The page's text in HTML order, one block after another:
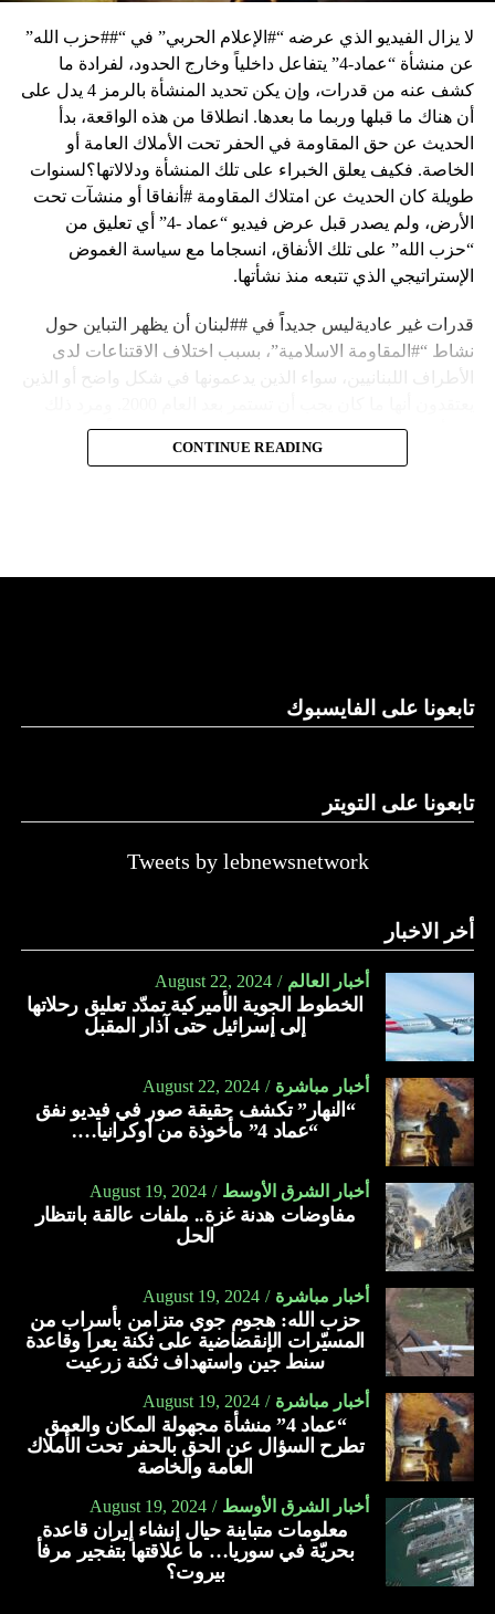
لا يزال الفيديو الذي عرضه “#الإعلام الحربي” في “##حزب الله”
عن منشأة “عماد-4” يتفاعل داخلياً وخارج الحدود، لفرادة ما
كشف عنه من قدرات، وإن يكن تحديد المنشأة بالرمز 4 يدل على
أن هناك ما قبلها وربما ما بعدها. انطلاقا من هذه الواقعة، بدأ
الحديث عن حق المقاومة في الحفر تحت الأملاك العامة أو
الخاصة. فكيف يعلق الخبراء على تلك المنشأة ودلالاتها؟لسنوات
طويلة كان الحديث عن امتلاك المقاومة #أنفاقا أو منشآت تحت
الأرض، ولم يصدر قبل عرض فيديو “عماد -4” أي تعليق من
“حزب الله” على تلك الأنفاق، انسجاما مع سياسة الغموض
الإستراتيجي الذي تتبعه منذ نشأتها.
قدرات غير عاديةليس جديداً في ##لبنان أن يظهر التباين حول
نشاط “#المقاومة الاسلامية”، بسبب اختلاف الاقتناعات لدى
الأطراف اللبنانيين، سواء الذين يدعمونها في شكل واضح أو الذين
إلى أن المقاومة ضد الاحتلال الإسرائيلي لم تكن يوماً محط
إجماع داخلي، وإن كانت القوى اللبنانية المؤمنة بالصراع ضد
النهار
CONTINUE READING
تابعونا على الفايسبوك
تابعونا على التويتر
Tweets by lebnewsnetwork
أخر الاخبار
أخبار العالم August 22, 2024
الخطوط الجوية الأميركية تمدّد تعليق رحلاتها
إلى إسرائيل حتى آذار المقبل
أخبار مباشرة August 22, 2024
“النهار” تكشف حقيقة صور في فيديو نفق
“عماد 4” مأخوذة من أوكرانيا….
أخبار الشرق الأوسط August 19, 2024
مفاوضات هدنة غزة.. ملفات عالقة بانتظار
الحل
أخبار مباشرة August 19, 2024
حزب الله: هجوم جوي متزامن بأسراب من
المسيّرات الإنقضاضية على ثكنة يعرا وقاعدة
سنط جين واستهداف ثكنة زرعيت
أخبار مباشرة August 19, 2024
“عماد 4” منشأة مجهولة المكان والعمق
تطرح السؤال عن الحق بالحفر تحت الأملاك
العامة والخاصة
أخبار الشرق الأوسط August 19, 2024
معلومات متباينة حيال إنشاء إيران قاعدة
بحريّة في سوريا… ما علاقتها بتفجير مرفأ
بيروت؟